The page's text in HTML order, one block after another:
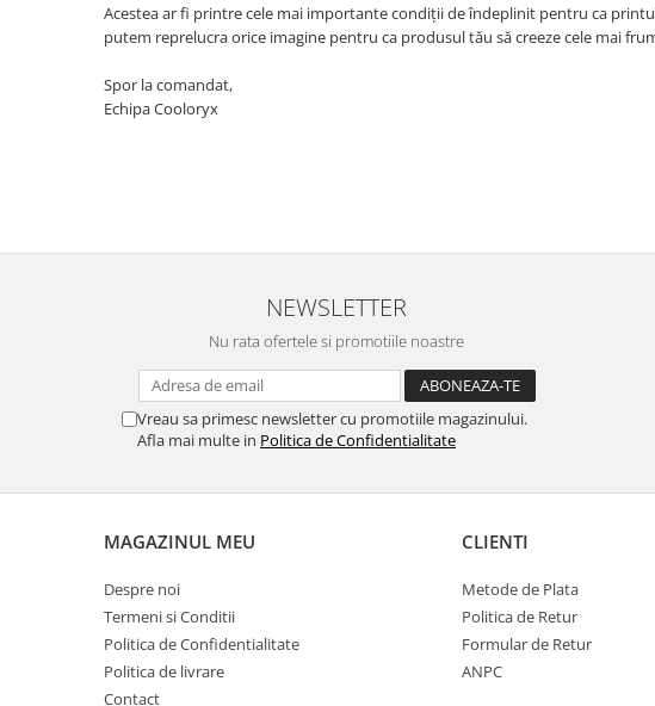
Acestea ar fi printre cele mai importante condiții de îndeplinit pentru ca
putem reprelucra orice imagine pentru ca produsul tău să creeze cele mai
Spor la comandat,
Echipa Cooloryx
NEWSLETTER
Nu rata ofertele si promotiile noastre
Vreau sa primesc newsletter cu promotiile magazinului.
Afla mai multe in Politica de Confidentialitate
MAGAZINUL MEU
Despre noi
Termeni si Conditii
Politica de Confidentialitate
Politica de livrare
Contact
CLIENTI
Metode de Plata
Politica de Retur
Formular de Retur
ANPC